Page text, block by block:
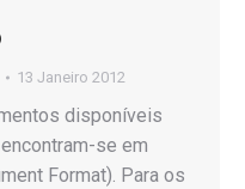
13 Janeiro 2012
disponíveis
se em
Format). Para os